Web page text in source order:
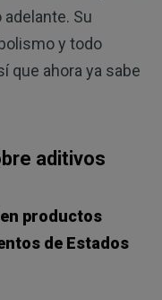
Su
y todo
que ahora ya sabe
aditivos
productos
de Estados